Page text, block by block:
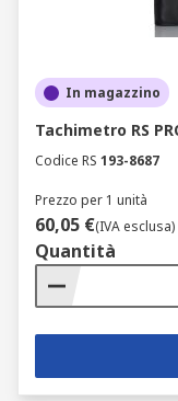
In magazzino
Tachimetro RS
Codice RS 193-8687
Prezzo per 1 unità
60,05 €(IVA esclusa)
Quantità